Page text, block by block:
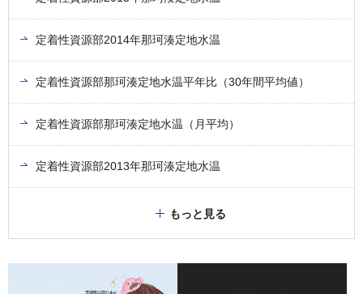
定着性資源部2014年那珂湊定地水温
定着性資源部那珂湊定地水温平年比（30年間平均値）
定着性資源部那珂湊定地水温（月平均）
定着性資源部2013年那珂湊定地水温
もっと見る